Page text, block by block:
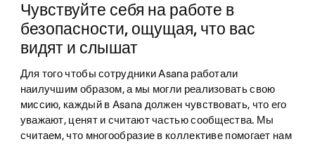
Чувствуйте себя на работе в
безопасности, ощущая, что вас
видят и слышат
Для того чтобы сотрудники Asana работали
наилучшим образом, а мы могли реализовать свою
миссию, каждый в Asana должен чувствовать, что его
уважают, ценят и считают частью сообщества. Мы
считаем, что многообразие в коллективе помогает нам